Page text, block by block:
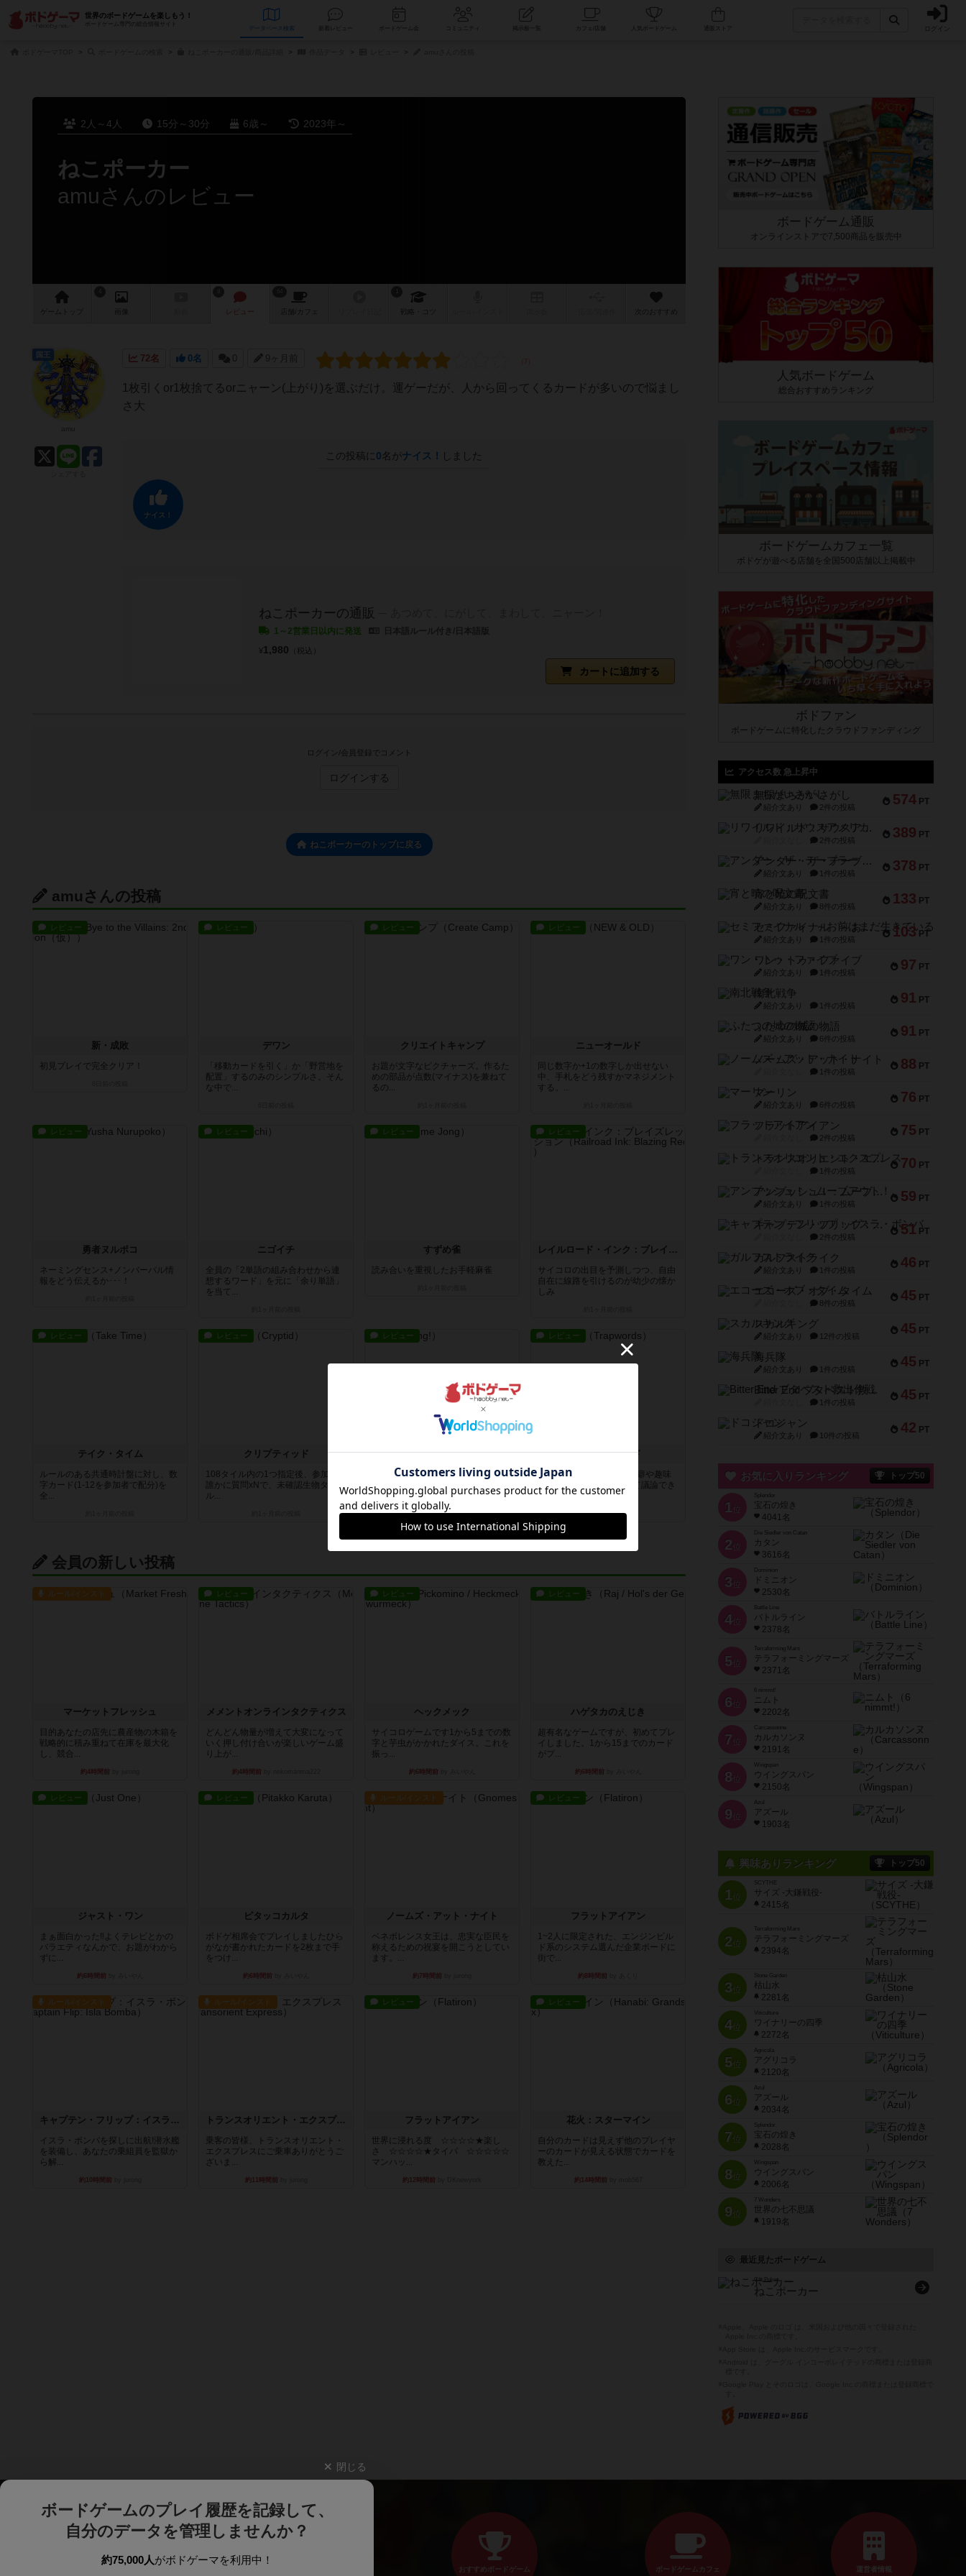
世界のボードゲームを楽しもう！
ボードゲーム専門の総合情報サイト
データベース コミュニティ 人気ボードゲーム ログイン
2人～4人 15分～30分 6歳～ 2023年～
ねこポーカー
amuさんのレビュー
ゲーム 画像 レビュー 店舗/ カフェ 戦略 次のおすすめ
72名 0名 0 9ヶ月前
1枚引くor1枚捨てるorニャーン(上がり)を選ぶだけ。運ゲーだが、人から回ってくるカードが多いので悩まし
さ大
この投稿に 0名がナイス！ しました
ナイス！
ねこポーカーの通販
1～2営業日以内に発送
カートに追加する
¥1,980 （税込）
国王
ログイン/会員登録でコメント
ログインする
ねこポーカーのトップに戻る
amuさんの投稿
レビュー
新・成敗
初見プレイで完全クリア！
レビュー
デワン
「移動カードを引く」か「野営地を
配置」するのみのシンプルさ。そん
な中で...
レビュー
クリエイトキャンプ
お題が文字なピクチャーズ。作るた
めの部品が点数(マイナス)を兼ねて
るの...
レビュー
ニューオールド
同じ数字か+1の数字しか出せない
中、手札をどう残すかマネジメント
する。...
レビュー
勇者ヌルポコ
ネーミングセンス+ノンバーバル情
報をどう伝えるか･･･！
レビュー
ニゴイチ
全員の「2単語の組み合わせから連
想するワード」を元に「余り単語」
を当て...
レビュー
すずめ雀
読み合いを重視したお手軽麻雀
レビュー
レイルロード・インク：ブレイズレッド・エディション
サイコロの出目を予測しつつ、自由
自在に線路を引けるのが幼少の懐か
しみ
レビュー
テイク・タイム
ルールのある共通時計盤に対し、数
字カード(1-12を参加者で配分)を
全...
レビュー
クリプティッド
108タイル内の1つ指定後、参加者の
誰かに質問xNで、未確認生物タイ
ル...
レビュー
ディング！
カードに書いてある「他人の行動」
があれば自分のターンにできる
UNO。い...
約1ヶ月前の投稿
レビュー
トラップワード
頻出語/類似語固め/個人の癖や趣味
趣向など、相手に合わせて議論でき
るの...
約1ヶ月前の投稿
会員の新しい投稿
ルール/インスト
マーケットフレッシュ
目的あなたの店先に農産物の木箱を
戦略的に積み重ねて在庫を最大化
し、競合...
約4時間前
レビュー
メメントオンラインタクティクス
どんどん物量が増えて大変になって
いく押し付け合いが楽しいゲーム盛
り上が...
約4時間前
レビュー
ヘックメック
サイコロゲームです1から5までの数
字と芋虫がかかれたダイス。これを
振っ...
約6時間前
レビュー
ハゲタカのえじき
超有名なゲームですが、初めてプレ
イしました。1から15までのカード
がプ...
約6時間前
レビュー
ジャスト・ワン
まぁ面白かった‼️よくテレビとかの
バラエティなんかで、お題がわから
ずに...
約6時間前
レビュー
ピタッコカルタ
ボドゲ相席会でプレイしましたひら
がなが書かれたカードを2枚まで手
をつけ...
約6時間前
ルール/インスト
ノームズ・アット・ナイト
ベネボレンス女王は、忠実な臣民を
称えるための祝宴を開こうとしてい
ます。...
約7時間前
レビュー
フラットアイアン
1~2人に限定された、エンジンビル
ド系のシステム選んだ企業ボードに
街で...
約8時間前
ルール/インスト
キャプテン・フリップ：イスラ・ボンバ
イスラ・ボンバを探しに出航!潜水艦
を装備し、あなたの乗組員を監獄か
ら解...
約10時間前
ルール/インスト
トランスオリエント・エクスプレス
乗客の皆様、トランスオリエント・
エクスプレスにご乗車ありがとうご
ざいま...
約11時間前
レビュー
フラットアイアン
世界に浸れる度 ☆☆☆☆★楽し
さ ☆☆☆☆★タイパ ☆☆☆☆☆
マンハッ...
約12時間前
レビュー
花火：スターマイン
自分のカードは見えず他のプレイヤ
ーのカードが見える状態でカードを
教えた...
約14時間前
ボードゲーム通販
オンラインストアで7,500商品を販売中
人気ボードゲーム
総合おすすめランキング
ボードゲームカフェ一覧
ボドゲが遊べる店舗を全国500店舗以上掲載中
ボドファン
ボードゲームに特化したクラウドファンディング
アクセス数 急上昇中
574 PT
無限まちがいさがし
紹介文あり 2件の投稿
389 PT
リワイルド：サウスアメリカ
2件の投稿
378 PT
アンダー・ザ・テーブラー
紹介文あり 1件の投稿
133 PT
宵と暁の呪文書
紹介文あり 8件の投稿
103 PT
セミファイナル ～お前はまだ生きている～
紹介文あり 1件の投稿
97 PT
ワン・トゥ・ファイブ
紹介文あり 1件の投稿
91 PT
南北戦争
紹介文あり 1件の投稿
91 PT
ふたつの城の物語
紹介文あり 6件の投稿
88 PT
ノームズ・アット・ナイト
1件の投稿
76 PT
マーリン
紹介文あり 6件の投稿
75 PT
フラットアイアン
2件の投稿
70 PT
トランスオリエント・エクスプレス
1件の投稿
59 PT
アンブッシュ！：ムーブアウト！
紹介文あり 1件の投稿
51 PT
キャプテン・フリップ：イスラ・ボンバ
2件の投稿
46 PT
ガルフストライク
紹介文あり 1件の投稿
45 PT
エコーズ・オブ・タイム
8件の投稿
45 PT
スカルキング
紹介文あり 12件の投稿
45 PT
海兵隊
紹介文あり 1件の投稿
45 PT
Bitter End ブタペスト救出作戦
1件の投稿
42 PT
ドコジャン
紹介文あり 10件の投稿
お気に入りランキング トップ50
1 位
宝石の煌き
4041名
2 位
Die Siedler von Catan
カタン
3616名
3 位
ドミニオン
2530名
4位
Battle Line
バトルライン
2378名
5 位
Terraforming Mars
テラフォーミングマーズ
2371名
6 位
ニムト
2202名
7 位
Carcassonne
カルカソンヌ
2191名
8 位
Wingspan
ウイングスパン
2150名
9 位
Azul
アズール
1903名
興味ありランキング トップ50
1位
SCYTHE
サイズ -大鎌戦役-
2415名
2位
Terraforming Mars
テラフォーミングマーズ
2394名
3位
Stone Garden
枯山水
2281名
4位
Viticulture
ワイナリーの四季
2272名
5位
Agricola
アグリコラ
2120名
6位
Azul
アズール
2034名
7位
宝石の煌き
2028名
8位
Wingspan
ウイングスパン
2006名
9位
7 Wonders
世界の七不思議
1919名
最近見たボードゲーム
Cat Poker
ねこポーカー
閉じる
ボードゲームのプレイ履歴を記録して、
自分のデータを管理しませんか？
約75,000人がボドゲーマを利用中！
おすすめボードゲーム ボードゲームカフェ 運営者情報